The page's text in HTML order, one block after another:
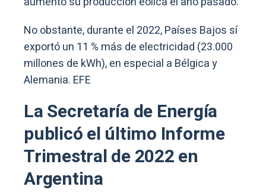
No obstante, durante el 2022, Países Bajos sí
exportó un 11 % más de electricidad (23.000
millones de kWh), en especial a Bélgica y
Alemania. EFE
La Secretaría de Energía
publicó el último Informe
Trimestral de 2022 en
Argentina